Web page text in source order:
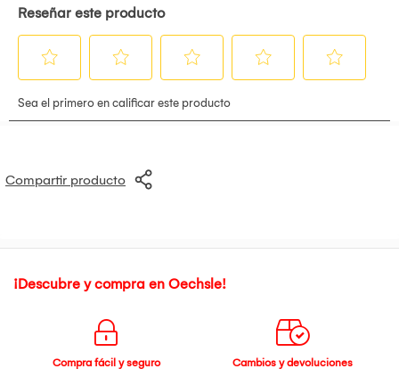
Compartir producto
¡Descubre y compra en Oechsle!
Compra fácil y seguro
Cambios y devoluciones